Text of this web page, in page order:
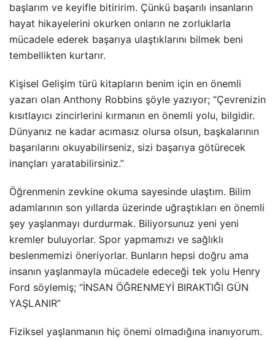
başlarım ve keyifle bitiririm. Çünkü başarılı insanların
hayat hikayelerini okurken onların ne zorluklarla
mücadele ederek başarıya ulaştıklarını bilmek beni
tembellikten kurtarır.
Kişisel Gelişim türü kitapların benim için en önemli
yazarı olan Anthony Robbins şöyle yazıyor; “Çevrenizin
kısıtlayıcı zincirlerini kırmanın en önemli yolu, bilgidir.
Dünyanız ne kadar acımasız olursa olsun, başkalarının
başarılarını okuyabilirseniz, sizi başarıya götürecek
inançları yaratabilirsiniz.”
Öğrenmenin zevkine okuma sayesinde ulaştım. Bilim
adamlarının son yıllarda üzerinde uğraştıkları en önemli
şey yaşlanmayı durdurmak. Biliyorsunuz yeni yeni
kremler buluyorlar. Spor yapmamızı ve sağlıklı
beslenmemizi öneriyorlar. Bunların hepsi doğru ama
insanın yaşlanmayla mücadele edeceği tek yolu Henry
Ford söylemiş; “İNSAN ÖĞRENMEYİ BIRAKTIĞI GÜN
YAŞLANIR”
Fiziksel yaşlanmanın hiç önemi olmadığına inanıyorum.